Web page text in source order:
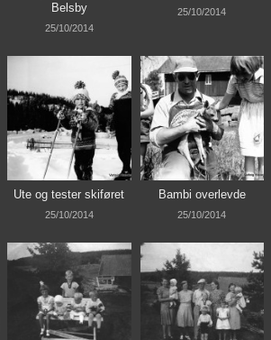
Belsby
25/10/2014
25/10/2014
Ute og tester skiføret
25/10/2014
Bambi overlevde
25/10/2014